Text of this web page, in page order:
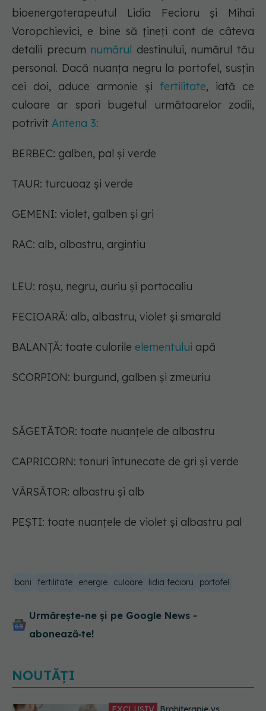
bioenergoterapeutul Lidia Fecioru și Mihai
Voropchievici, e bine să țineți cont de câteva
detalii precum numărul destinului, numărul tău
personal. Dacă nuanța negru la portofel, susțin
cei doi, aduce armonie și fertilitate, iată ce
culoare ar spori bugetul următoarelor zodii,
potrivit Antena 3:
BERBEC: galben, pal și verde
TAUR: turcuoaz și verde
GEMENI: violet, galben și gri
RAC: alb, albastru, argintiu
LEU: roșu, negru, auriu și portocaliu
FECIOARĂ: alb, albastru, violet și smarald
BALANȚĂ: toate culorile elementului apă
SCORPION: burgund, galben și zmeuriu
SĂGETĂTOR: toate nuanțele de albastru
CAPRICORN: tonuri întunecate de gri și verde
VĂRSĂTOR: albastru și alb
PEȘTI: toate nuanțele de violet și albastru pal
bani fertilitate energie culoare lidia fecioru portofel
Urmărește-ne și pe Google News -
abonează‑te!
NOUTĂȚI